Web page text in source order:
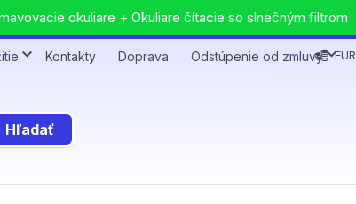
okuliare + Okuliare čítacie so slnečným filtrom
Kontakty Doprava Odstúpenie od zmluvy EUR
Hľadať